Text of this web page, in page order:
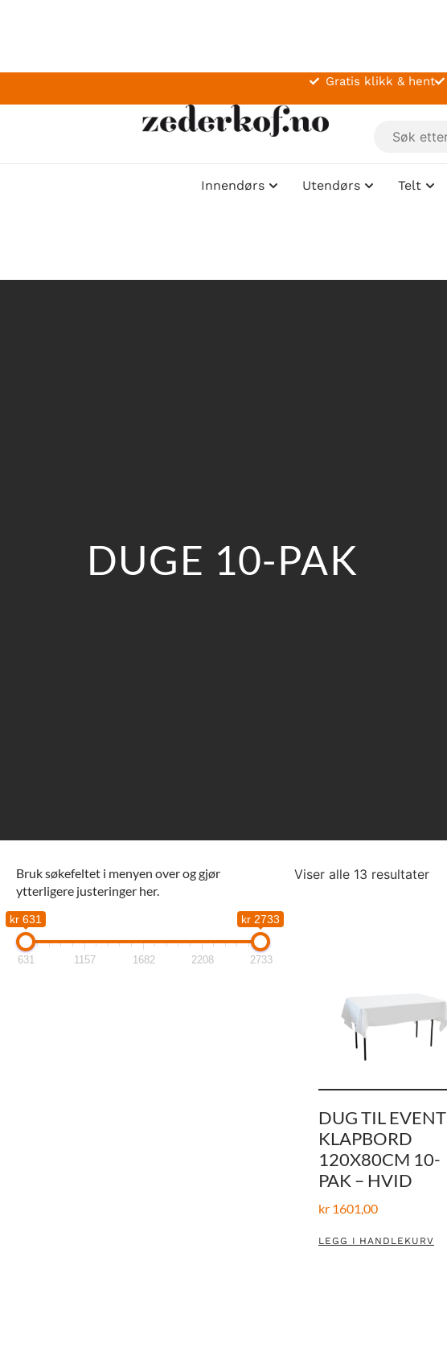
Gratis klikk & hent
Innendørs Utendørs Telt
DUGE 10-PAK
Bruk søkefeltet i menyen over og gjør
ytterligere justeringer her.
kr 631 kr 2733
631 1157 1682 2208 2733
Viser alle 13 resultater
DUG TIL EVENT
KLAPBORD
120X80CM 10-
PAK – HVID
kr 1601,00
LEGG I HANDLEKURV